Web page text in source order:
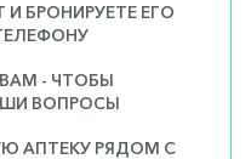
И БРОНИРУЕТЕ ЕГО
- ЧТОБЫ
ВОПРОСЫ
АПТЕКУ РЯДОМ С